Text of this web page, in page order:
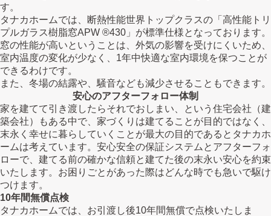
す。
タナカホームでは、断熱性能世界トップクラスの「高性能トリ
プルガラス樹脂窓APW ®︎430」が標準仕様となっております。
窓の性能が高いということは、外気の影響を受けにくいため、
室内温度の変化が少なく、1年中快適な室内環境を保つことが
できるわけです。
また、冬場の結露や、騒音なども減少させることもできます。
安心のアフターフォロー体制
家を建てて引き渡したらそれでおしまい、という住宅会社（建
築会社）もある中で、家づくりは建てることが目的ではなく、
末永く幸せに暮らしていくことが最大の目的であるとタナカホ
ームは考えています。安心安全の保証システムとアフターフォ
ローで、建てる前の確かな信頼と建てた後の末永い安心を約束
いたします。お困りごとがあった際はどんな時でも急いで駆け
つけます。
10年間無償点検
タナカホームでは、お引渡し後10年間無償で点検いたしま